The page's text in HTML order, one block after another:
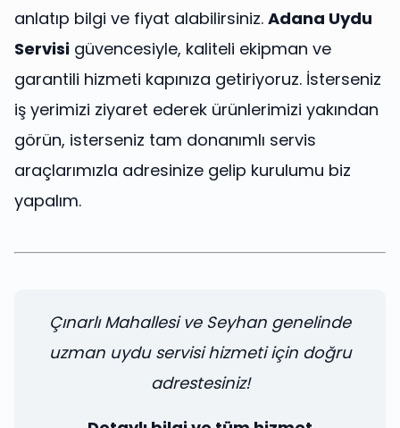
anlatıp bilgi ve fiyat alabilirsiniz. Adana Uydu
Servisi güvencesiyle, kaliteli ekipman ve
garantili hizmeti kapınıza getiriyoruz. İsterseniz
iş yerimizi ziyaret ederek ürünlerimizi yakından
görün, isterseniz tam donanımlı servis
araçlarımızla adresinize gelip kurulumu biz
yapalım.
Çınarlı Mahallesi ve Seyhan genelinde
uzman uydu servisi hizmeti için doğru
adrestesiniz!